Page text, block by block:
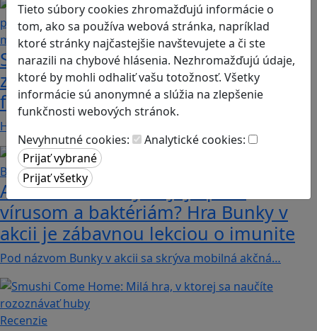
Tieto súbory cookies zhromažďujú informácie o
tom, ako sa používa webová stránka, napríklad
ktoré stránky najčastejšie navštevujete a či ste
narazili na chybové hlásenia. Nezhromažďujú údaje,
ktoré by mohli odhaliť vašu totožnosť. Všetky
informácie sú anonymné a slúžia na zlepšenie
funkčnosti webových stránok.
Nevyhnutné cookies:
Analytické cookies:
Stanete sa influencerom, keď budete
zdieľať iba pravdivé, nie alternatívne
fakty? Dozviete sa v hre Follow me
Hráči a hráčky sa stávajú používateľmi/kami…
Ako biele krvinky bojujú proti
vírusom a baktériám? Hra Bunky v
akcii je zábavnou lekciou o imunite
Pod názvom Bunky v akcii sa skrýva mobilná akčná…
Recenzie